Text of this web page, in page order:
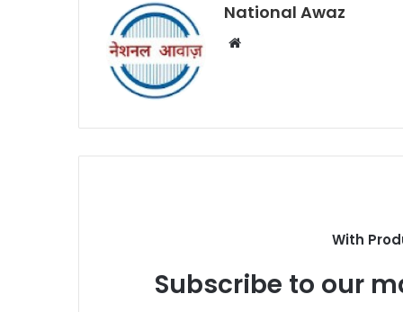
National Awaz
i
With
Subscribe to our